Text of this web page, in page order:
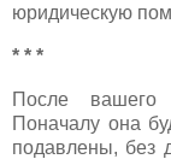
юридическую
* * *
После вашего
Поначалу она
подавлены, без